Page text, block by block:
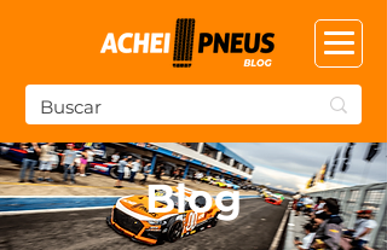
Blog